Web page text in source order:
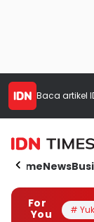
Baca artikel
HomeNews
For
You
#